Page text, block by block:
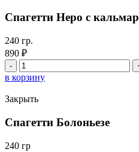
Спагетти Неро с
240 гр.
890 ₽
Количество
товара
Спагетти
Неро
с
кальмаром
и
в корзину
Закрыть
Спагетти Болоньезе
240 гр